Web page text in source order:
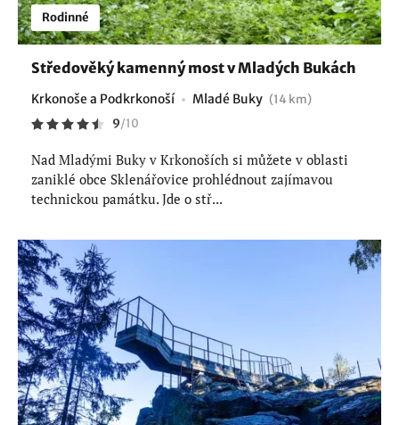
Rodinné
Středověký kamenný most v Mladých Bukách
Krkonoše a Podkrkonoší Mladé Buky (14 km)
9/10
Nad Mladými Buky v Krkonoších si můžete v oblasti
zaniklé obce Sklenářovice prohlédnout zajímavou
technickou památku. Jde o stř...